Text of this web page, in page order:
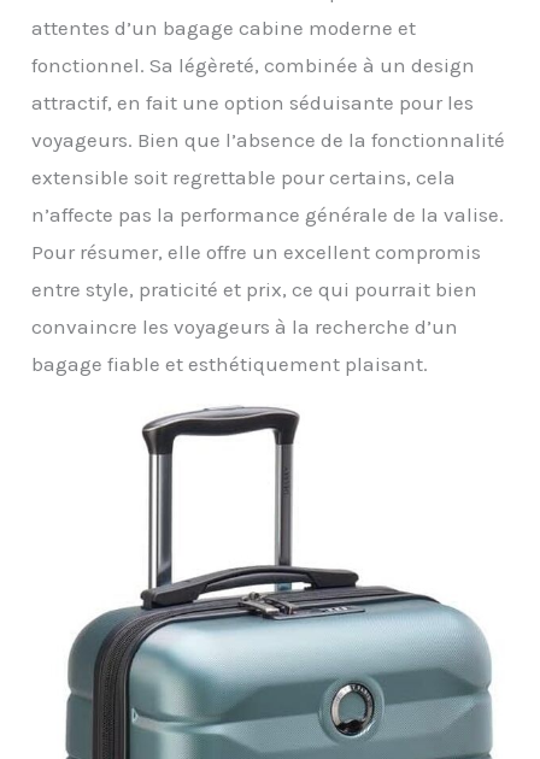
attentes d’un bagage cabine moderne et
fonctionnel. Sa légèreté, combinée à un design
attractif, en fait une option séduisante pour les
voyageurs. Bien que l’absence de la fonctionnalité
extensible soit regrettable pour certains, cela
n’affecte pas la performance générale de la valise.
Pour résumer, elle offre un excellent compromis
entre style, praticité et prix, ce qui pourrait bien
convaincre les voyageurs à la recherche d’un
bagage fiable et esthétiquement plaisant.